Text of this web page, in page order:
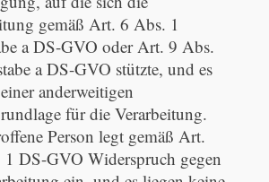
gemäß Art. 6 Abs. 1
a DS-GVO oder Art. 9 Abs.
a DS-GVO stützte, und es
anderweitigen
für die Verarbeitung.
Person legt gemäß Art.
DS-GVO Widerspruch gegen